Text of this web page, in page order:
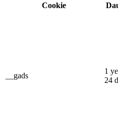
Cookie
__gads
1
24